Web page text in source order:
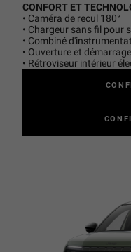
CONFORT ET
• Caméra de recul 180°
• Chargeur sans fil pour
• Combiné
• Ouverture et
• Rétroviseur intérieur